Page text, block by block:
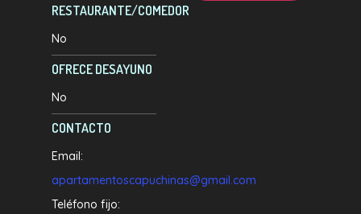
RESTAURANTE/COMEDOR
No
OFRECE DESAYUNO
No
CONTACTO
Email:
apartamentoscapuchinas@gmail.com
Teléfono fijo: